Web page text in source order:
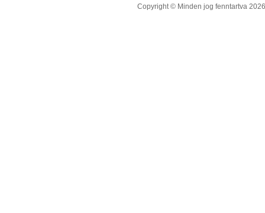
Copyright © Minden jog fenntartva